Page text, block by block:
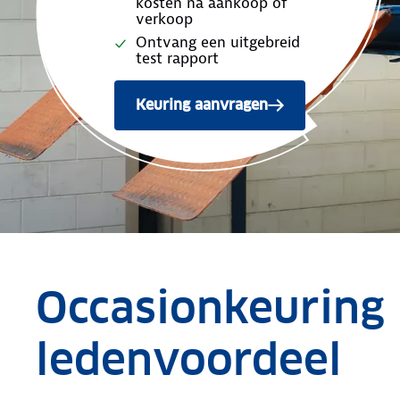
verkoop
Ontvang een uitgebreid
test rapport
Keuring aanvragen
ledenvoordeel